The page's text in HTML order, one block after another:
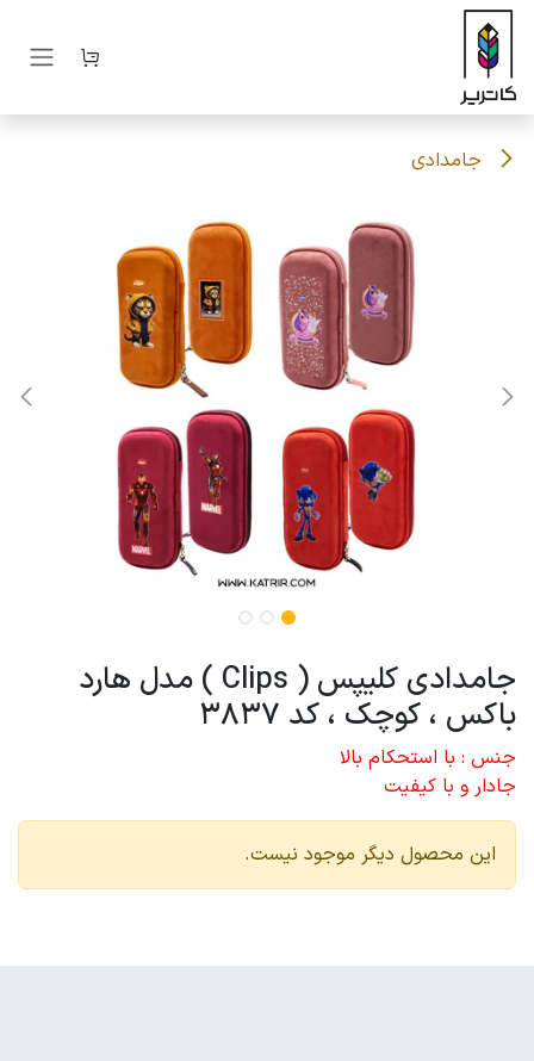
صرف نظر و مشاهده محتوا
جامدادی
جامدادی کلیپس ( Clips ) مدل هارد
باکس ، کوچک ، کد 3837
جنس : با استحکام بالا
جادار و با کیفیت
این محصول دیگر موجود نیست.